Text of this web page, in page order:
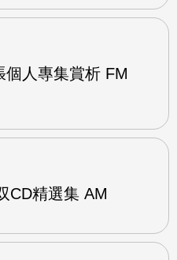
個人專集賞析 FM
CD精選集 AM